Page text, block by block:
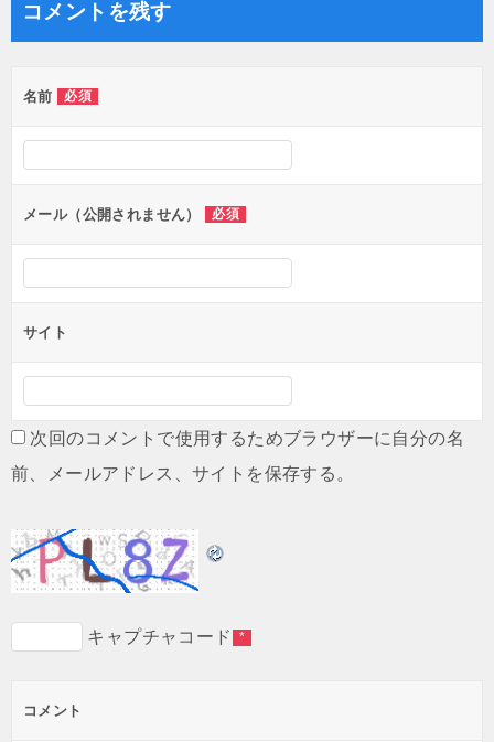
ー
シ
ョ
ン
コメントを残す
名前 必須
メール（公開されません） 必須
サイト
次回のコメントで使用するためブラウザーに自分の名
前、メールアドレス、サイトを保存する。
キャプチャコード *
コメント